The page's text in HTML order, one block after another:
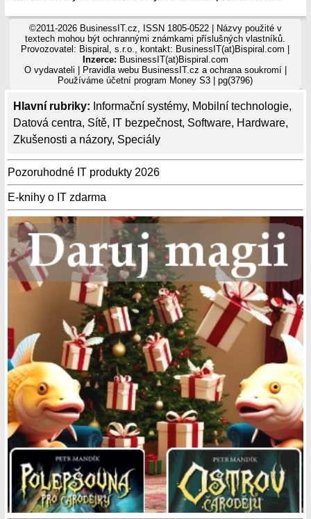
Hlavní rubriky: Informační systémy, Mobilní technologie,
Datová centra, Sítě, IT bezpečnost, Software, Hardware,
Zkušenosti a názory, Speciály
Pozoruhodné IT produkty 2026
E-knihy o IT zdarma
©2011-2026 BusinessIT.cz, ISSN 1805-0522 | Názvy použité v
textech mohou být ochrannými známkami příslušných vlastníků.
Provozovatel: Bispiral, s.r.o., kontakt: BusinessIT(at)Bispiral.com |
Inzerce: BusinessIT(at)Bispiral.com
O vydavateli
Pravidla webu BusinessIT.cz a ochrana soukromí|
Používámeúčetní program Money S3 | pg(3796)